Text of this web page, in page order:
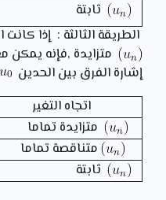
ثابتة
الطريقة الثالثة : إذا كانت
متزايدة ,فإنه يمكن
إشارة الفرق بين الحدين
اتجاه التغير
متزايدة تماما
متناقصة تماما
ثابتة